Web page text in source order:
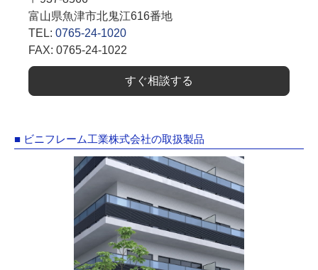
富山県魚津市北鬼江616番地
TEL: 0765-24-1020
FAX: 0765-24-1022
すぐ相談する
■ ビニフレーム工業株式会社の取扱製品